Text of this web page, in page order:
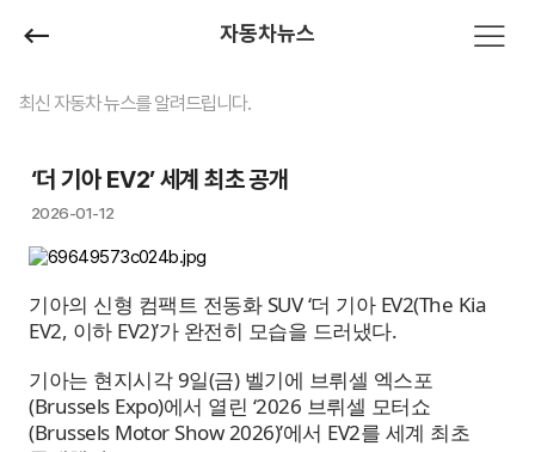
자동차뉴스
최신 자동차 뉴스를 알려드립니다.
‘더 기아 EV2’ 세계 최초 공개
2026-01-12
기아의 신형 컴팩트 전동화 SUV ‘더 기아 EV2(The Kia
EV2, 이하 EV2)’가 완전히 모습을 드러냈다.
기아는 현지시각 9일(금) 벨기에 브뤼셀 엑스포
(Brussels Expo)에서 열린 ‘2026 브뤼셀 모터쇼
(Brussels Motor Show 2026)’에서 EV2를 세계 최초